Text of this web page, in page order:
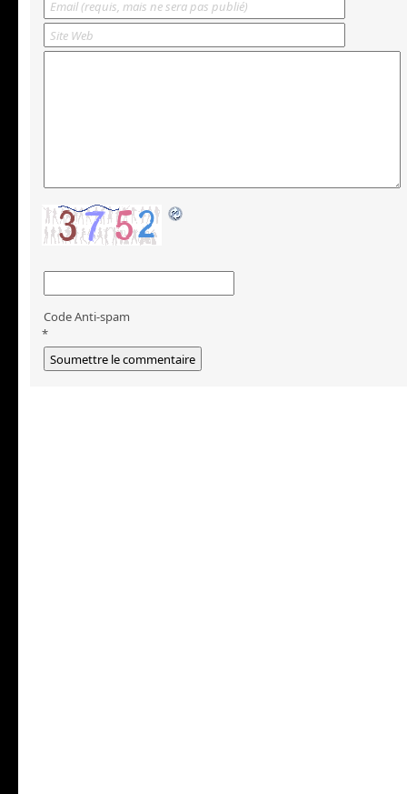
Code Anti-spam
*